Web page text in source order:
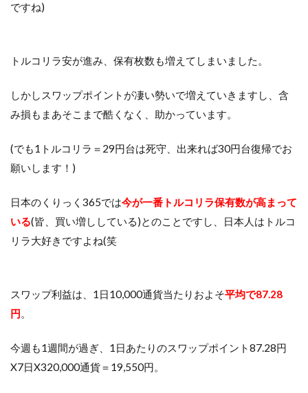
ですね)
トルコリラ安が進み、保有枚数も増えてしまいました。
しかしスワップポイントが凄い勢いで増えていきますし、含
み損もまあそこまで酷くなく、助かっています。
(でも1トルコリラ＝29円台は死守、出来れば30円台復帰でお
願いします！)
日本のくりっく365では今が一番トルコリラ保有数が高まって
いる(皆、買い増ししている)とのことですし、日本人はトルコ
リラ大好きですよね(笑
スワップ利益は、1日10,000通貨当たりおよそ平均で87.28
円。
今週も1週間が過ぎ、1日あたりのスワップポイント87.28円
X7日X320,000通貨＝19,550円。